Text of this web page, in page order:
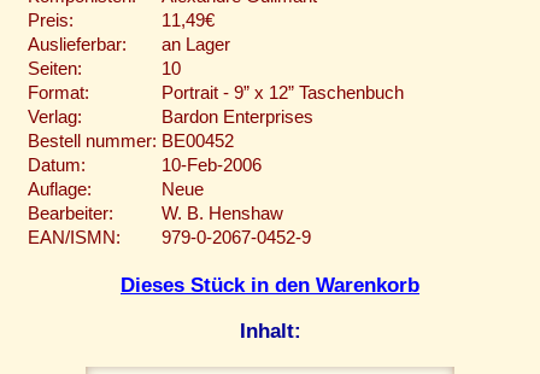
Preis:
11,49€
Auslieferbar:
an Lager
Seiten:
10
Format:
Portrait - 9” x 12” Taschenbuch
Verlag:
Bardon Enterprises
Bestell nummer: BE00452
Datum:
10-Feb-2006
Auflage:
Neue
Bearbeiter:
W. B. Henshaw
EAN/ISMN:
979-0-2067-0452-9
Dieses Stück in den Warenkorb
Inhalt: